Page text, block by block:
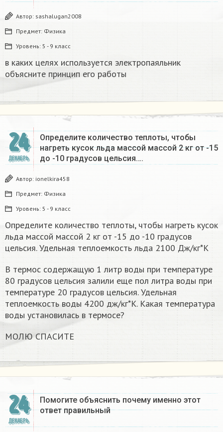
Автор: sashalugan2008
Предмет: Физика
Уровень: 5 - 9 класс
в каких целях используется электропаяльник
объясните принцип его работы​
24
ДЕКАБРЬ
Определите количество теплоты, чтобы
нагреть кусок льда массой массой 2 кг от -15
до -10 градусов цельсия….
Автор: ionelkira458
Предмет: Физика
Уровень: 5 - 9 класс
Определите количество теплоты, чтобы нагреть кусок
льда массой массой 2 кг от -15 до -10 градусов
цельсия. Удельная теплоемкость льда 2100 Дж/кг*К
В термос содержащую 1 литр воды при температуре
80 градусов цельсия залили еще пол литра воды при
температуре 20 градусов цельсия. Удельная
теплоемкость воды 4200 дж/кг*К. Какая температура
воды установилась в термосе?
МОЛЮ СПАСИТЕ
24
ДЕКАБРЬ
Помогите объяснить почему именно этот
ответ правильный